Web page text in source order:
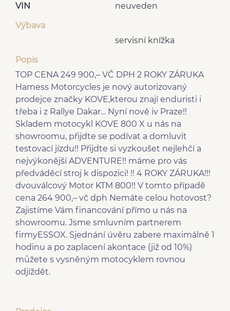
VIN
neuveden
Výbava
servisní knížka
Popis
TOP CENA 249 900,– VČ DPH 2 ROKY ZÁRUKA
Harness Motorcycles je nový autorizovaný
prodejce značky KOVE,kterou znají enduristi i
třeba i z Rallye Dakar… Nyní nově iv Praze!!
Skladem motocykl KOVE 800 X u nás na
showroomu, přijdte se podívat a domluvit
testovací jízdu!! Přijdte si vyzkoušet nejlehčí a
nejvýkonější ADVENTURE!! máme pro vás
předváděcí stroj k dispozici! !! 4 ROKY ZÁRUKA!!!
dvouválcový Motor KTM 800!! V tomto případě
cena 264 900,– vč dph Nemáte celou hotovost?
Zajistíme Vám financování přímo u nás na
showroomu. Jsme smluvním partnerem
firmyESSOX. Sjednání úvěru zabere maximálně 1
hodinu a po zaplacení akontace (již od 10%)
můžete s vysněným motocyklem rovnou
odjíždět.